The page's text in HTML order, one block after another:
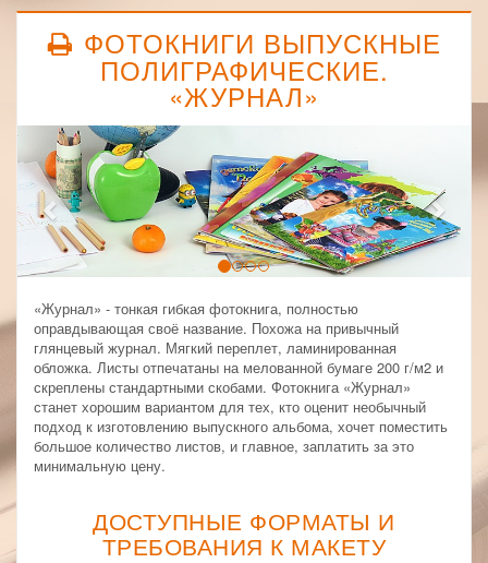
ФОТОКНИГИ ВЫПУСКНЫЕ
ПОЛИГРАФИЧЕСКИЕ.
«ЖУРНАЛ»
Previous
«Журнал» - тонкая гибкая фотокнига, полностью
оправдывающая своё название. Похожа на привычный
глянцевый журнал. Мягкий переплет, ламинированная
обложка. Листы отпечатаны на мелованной бумаге 200 г/м2 и
скреплены стандартными скобами. Фотокнига «Журнал»
станет хорошим вариантом для тех, кто оценит необычный
подход к изготовлению выпускного альбома, хочет поместить
большое количество листов, и главное, заплатить за это
минимальную цену.
ДОСТУПНЫЕ ФОРМАТЫ И
ТРЕБОВАНИЯ К МАКЕТУ